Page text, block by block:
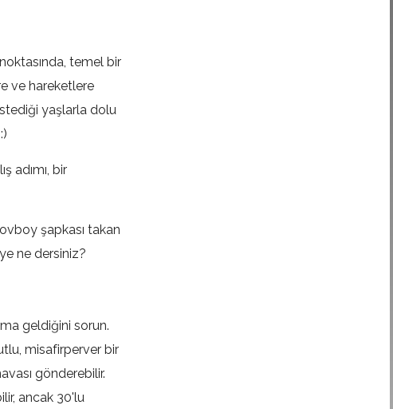
temel bir
ve hareketlere
yaşlarla dolu
adımı, bir
şapkası takan
ne dersiniz?
geldiğini sorun.
misafirperver bir
gönderebilir.
ancak 30'lu